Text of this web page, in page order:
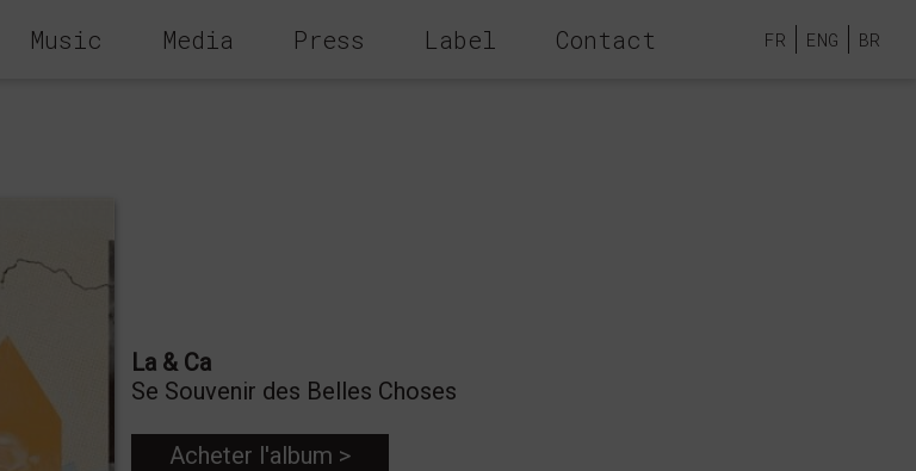
Music Media Press Label Contact FR ENG BR
La & Ca
Se Souvenir des Belles Choses
Acheter l'album >